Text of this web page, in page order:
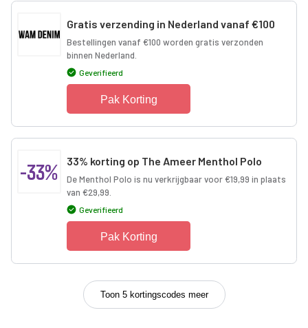
Gratis verzending in Nederland vanaf €100
Bestellingen vanaf €100 worden gratis verzonden
binnen Nederland.
Geverifieerd
Pak Korting
-33% 33% korting op The Ameer Menthol Polo
De Menthol Polo is nu verkrijgbaar voor €19,99 in plaats
van €29,99.
Geverifieerd
Pak Korting
Toon 5 kortingscodes meer